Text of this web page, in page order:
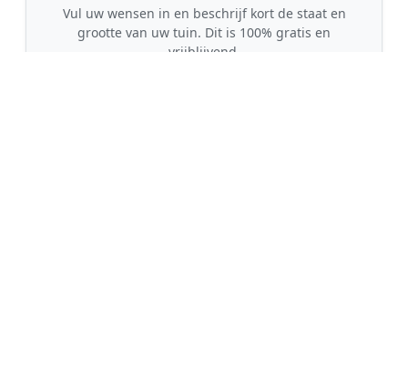
Vul uw wensen in en beschrijf kort de staat en
grootte van uw tuin. Dit is 100% gratis en
vrijblijvend.